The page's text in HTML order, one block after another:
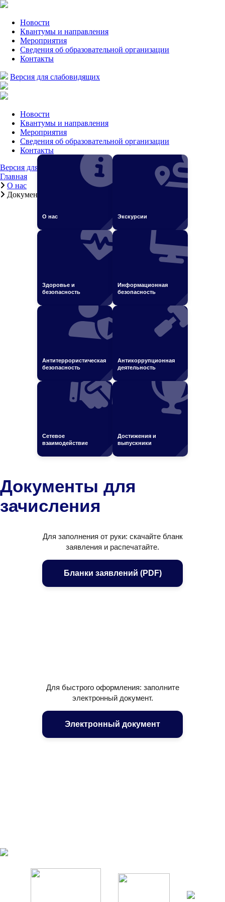
Новости
Квантумы и направления
Мероприятия
Сведения об образовательной организации
Контакты
Версия для слабовидящих
Новости
Квантумы и направления
Мероприятия
Сведения об образовательной организации
Контакты
Версия для слабовидящих
Главная
О нас
Документы для зачисления
О нас Экскурсии
Здоровье и
безопасность
Информационная
безопасность
Антитеррористическая
безопасность
Антикоррупционная
деятельность
Сетевое
взаимодействие
Достижения и
выпускники
Документы для
зачисления
Для заполнения от руки: скачайте бланк
заявления и распечатайте.
Бланки заявлений (PDF)
Для быстрого оформления: заполните
электронный документ.
Электронный документ